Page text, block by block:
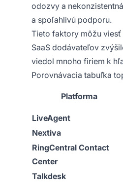
odozvy a
a spoľahlivú podporu.
Tieto faktory môžu viesť
SaaS dodávateľov
viedol mnoho firiem k
Porovnávacia tabuľka
Platforma
LiveAgent
Nextiva
RingCentral Contact
Center
Talkdesk